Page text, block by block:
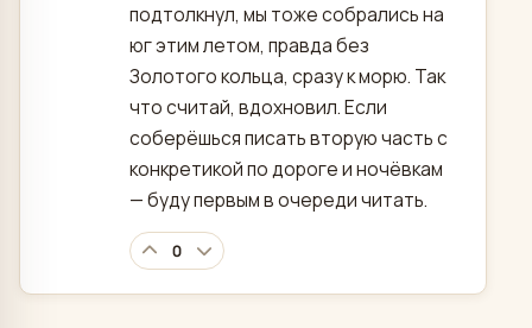
подтолкнул, мы тоже собрались на
юг этим летом, правда без
Золотого кольца, сразу к морю. Так
что считай, вдохновил. Если
соберёшься писать вторую часть с
конкретикой по дороге и ночёвкам
— буду первым в очереди читать.
0